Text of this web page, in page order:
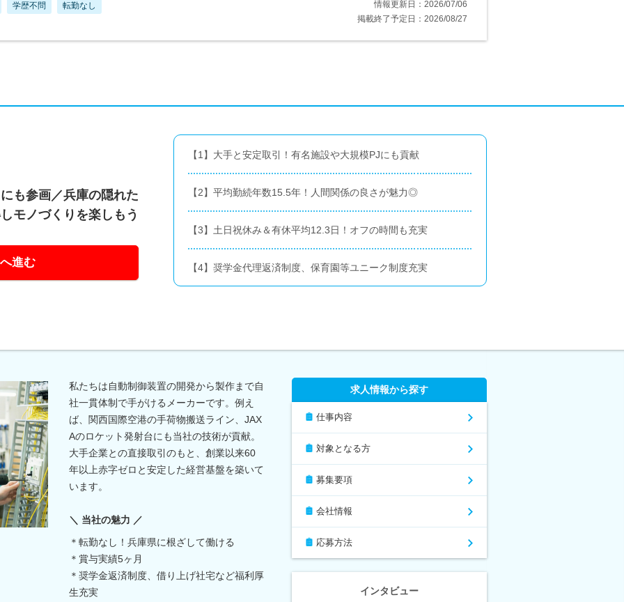
学歴不問 転勤なし
情報更新日：2026/07/06
掲載終了予定日：2026/08/27
も参画／兵庫の隠れた
モノづくりを楽しもう
進む
【1】大手と安定取引！有名施設や大規模PJにも貢献
【2】平均勤続年数15.5年！人間関係の良さが魅力◎
【3】土日祝休み＆有休平均12.3日！オフの時間も充実
【4】奨学金代理返済制度、保育園等ユニーク制度充実
私たちは自動制御装置の開発から製作まで自
社一貫体制で手がけるメーカーです。例え
ば、関西国際空港の手荷物搬送ライン、JAX
Aのロケット発射台にも当社の技術が貢献。
大手企業との直接取引のもと、創業以来60
年以上赤字ゼロと安定した経営基盤を築いて
います。
＼ 当社の魅力 ／
＊転勤なし！兵庫県に根ざして働ける
＊賞与実績5ヶ月
＊奨学金返済制度、借り上げ社宅など福利厚
生充実
求人情報から探す
仕事内容
対象となる方
募集要項
会社情報
応募方法
インタビュー